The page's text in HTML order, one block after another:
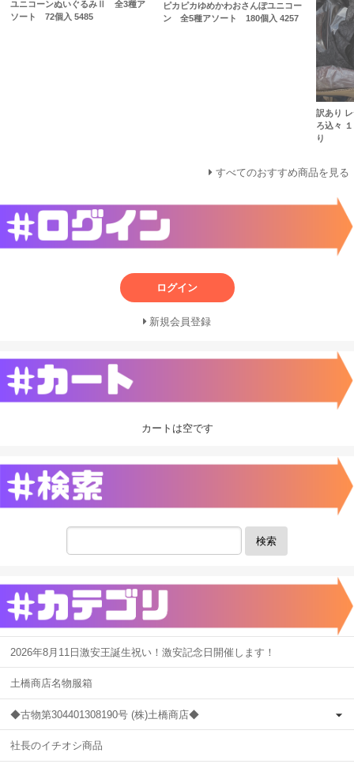
ユニコーンぬいぐるみⅡ 全3種ア
ソート 72個入 5485
ピカピカゆめかわおさんぽユニコー
ン 全5種アソート 180個入 4257
訳あり
ろ込々
り
すべてのおすすめ商品を見る
ログイン
新規会員登録
カートは空です
検索
2026年8月11日激安王誕生祝い！激安記念日開催します！
土橋商店名物服箱
◆古物第304401308190号 (株)土橋商店◆
社長のイチオシ商品